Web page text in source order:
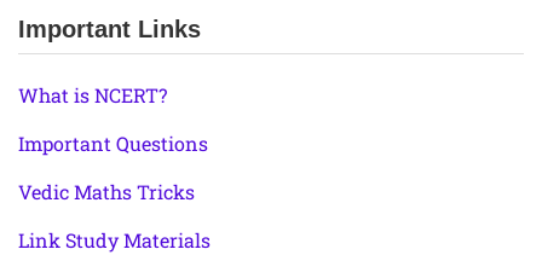
Important Links
What is NCERT?
Important Questions
Vedic Maths Tricks
Link Study Materials